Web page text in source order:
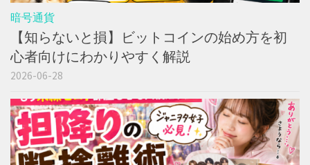
暗号通貨
【知らないと損】ビットコインの始め方を初
心者向けにわかりやすく解説
2026-06-28